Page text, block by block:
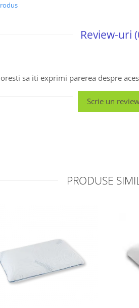
Review-uri
sa iti exprimi parerea despre
Scrie un
PRODUSE